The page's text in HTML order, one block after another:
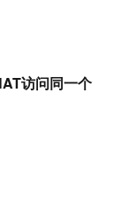
访问同一个